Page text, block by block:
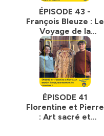
ÉPISODE 43 -
François Bleuze : Le
Voyage de la
Fraternité,
pèleriner ensemble
malgré les fragilités
ÉPISODE 41
Florentine et Pierre
: Art sacré et